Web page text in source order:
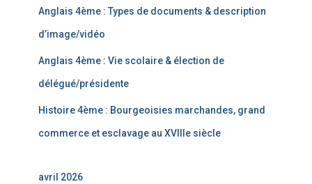
Anglais 4ème : Types de documents & description
d’image/vidéo
Anglais 4ème : Vie scolaire & élection de
délégué/présidente
Histoire 4ème : Bourgeoisies marchandes, grand
commerce et esclavage au XVIIIe siècle
avril 2026